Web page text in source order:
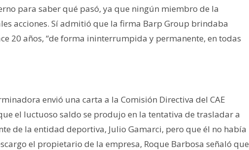
para saber qué pasó, ya que ningún miembro de la
acciones. Sí admitió que la firma Barp Group brindaba
20 años, “de forma ininterrumpida y permanente, en todas
envió una carta a la Comisión Directiva del CAE
el luctuoso saldo se produjo en la tentativa de trasladar a
de la entidad deportiva, Julio Gamarci, pero que él no había
el propietario de la empresa, Roque Barbosa señaló que